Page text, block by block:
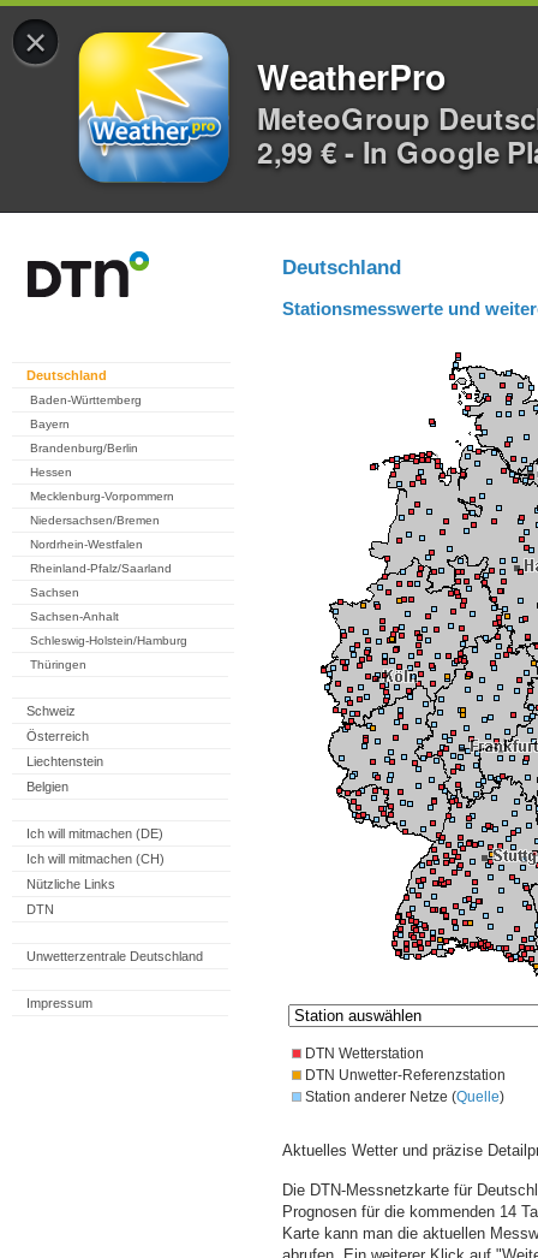
×
WeatherPro
MeteoGroup
2,99 € - In Google
Deutschland
Baden-Württemberg
Bayern
Brandenburg/Berlin
Hessen
Mecklenburg-Vorpommern
Niedersachsen/Bremen
Nordrhein-Westfalen
Rheinland-Pfalz/Saarland
Sachsen
Sachsen-Anhalt
Schleswig-Holstein/Hamburg
Thüringen
Schweiz
Österreich
Liechtenstein
Belgien
Ich will mitmachen (DE)
Ich will mitmachen (CH)
Nützliche Links
DTN
Unwetterzentrale Deutschland
Impressum
Deutschland
Stationsmesswerte und
DTN Wetterstation
DTN Unwetter-Referenzstation
Station anderer Netze (Quelle)
Aktuelles Wetter und präzise
Die DTN-Messnetzkarte für
Prognosen für die kommenden 14
Karte kann man die aktuellen